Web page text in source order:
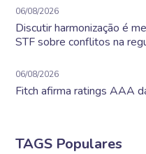
06/08/2026
Discutir harmonização é
STF sobre conflitos na
06/08/2026
Fitch afirma ratings AAA
TAGS Populares